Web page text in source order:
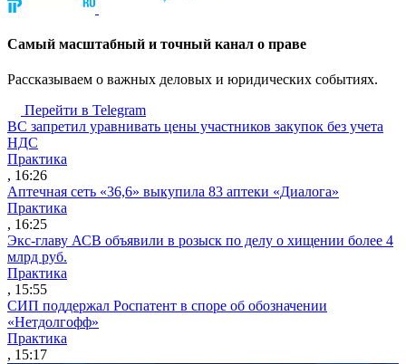
Cамый масштабный и точный канал о праве
Рассказываем о важных деловых и юридических событиях.
Перейти в Telegram
ВС запретил уравнивать цены участников закупок без учета
НДС
Практика
, 16:26
Аптечная сеть «36,6» выкупила 83 аптеки «Диалога»
Практика
, 16:25
Экс-главу АСВ объявили в розыск по делу о хищении более 4
млрд руб.
Практика
, 15:55
СИП поддержал Роспатент в споре об обозначении
«Нетдолгофф»
Практика
, 15:17